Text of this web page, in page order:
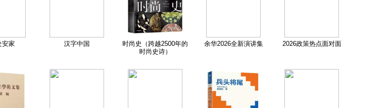
安家 汉字中国
时尚史（跨越2500年的
时尚史诗）
余华2026全新演讲集 2026政策热点面对面